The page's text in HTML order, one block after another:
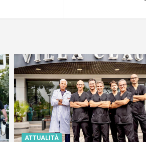
ATTUALITÀ